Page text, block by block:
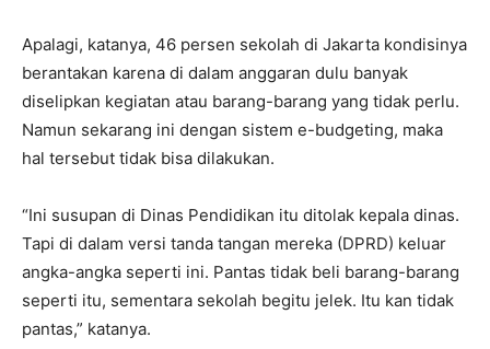
Apalagi, katanya, 46 persen sekolah di Jakarta kondisinya
berantakan karena di dalam anggaran dulu banyak
diselipkan kegiatan atau barang-barang yang tidak perlu.
Namun sekarang ini dengan sistem e-budgeting, maka
hal tersebut tidak bisa dilakukan.
“Ini susupan di Dinas Pendidikan itu ditolak kepala dinas.
Tapi di dalam versi tanda tangan mereka (DPRD) keluar
angka-angka seperti ini. Pantas tidak beli barang-barang
seperti itu, sementara sekolah begitu jelek. Itu kan tidak
pantas,” katanya.